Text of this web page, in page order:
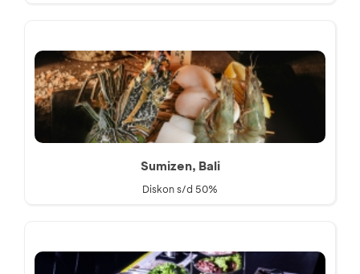
Sumizen, Bali
Diskon s/d 50%